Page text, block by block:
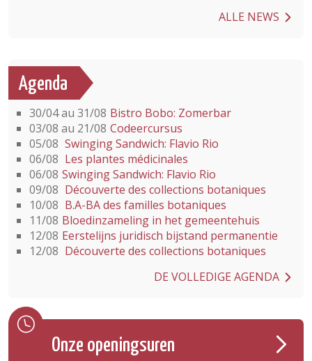
ALLE NEWS
Agenda
30/04 au 31/08 Bistro Bobo: Zomerbar
03/08 au 21/08 Codeercursus
05/08 Swinging Sandwich: Flavio Rio
06/08 Les plantes médicinales
06/08 Swinging Sandwich: Flavio Rio
09/08 Découverte des collections botaniques
10/08 B.A-BA des familles botaniques
11/08 Bloedinzameling in het gemeentehuis
12/08 Eerstelijns juridisch bijstand permanentie
12/08 Découverte des collections botaniques
DE VOLLEDIGE AGENDA
Onze openingsuren